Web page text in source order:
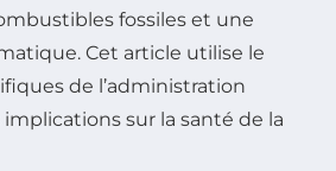
fossiles et une
Cet article utilise le
de l’administration
sur la santé de la